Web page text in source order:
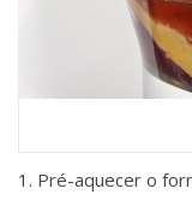
1. Pré-aquecer o